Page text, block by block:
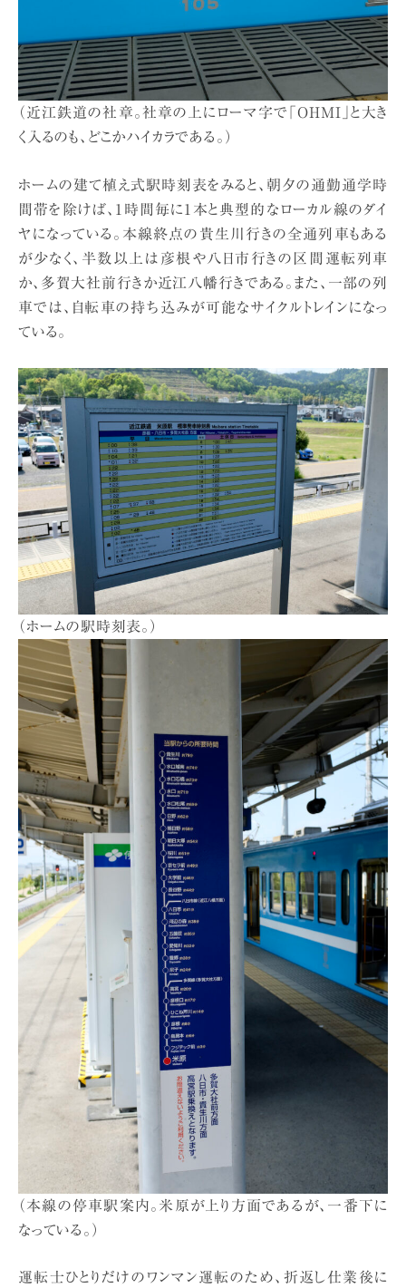
（近江鉄道の社章。社章の上にローマ字で「OHMI」と大き
く入るのも、どこかハイカラである。）
ホームの建て植え式駅時刻表をみると、朝夕の通勤通学時
間帯を除けば、1時間毎に1本と典型的なローカル線のダイ
ヤになっている。本線終点の貴生川行きの全通列車もある
が少なく、半数以上は彦根や八日市行きの区間運転列車
か、多賀大社前行きか近江八幡行きである。また、一部の列
車では、自転車の持ち込みが可能なサイクルトレインになっ
ている。
（ホームの駅時刻表。）
（本線の停車駅案内。米原が上り方面であるが、一番下に
なっている。）
運転士ひとりだけのワンマン運転のため、折返し仕業後に